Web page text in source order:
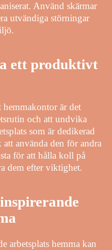
Använd skärmar
utvändiga störningar
ett produktivt
är det
och att undvika
som är dedikerad
använda den för andra
för att hålla koll på
dem efter viktighet.
arbetsplats hemma kan